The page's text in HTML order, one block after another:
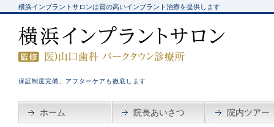
横浜インプラントサロンは質の高いインプラント治療を提供します
保証制度完備、アフターケアも徹底します
ホーム 院長あいさつ 院内ツアー